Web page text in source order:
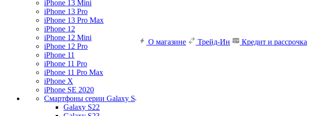
iPhone 13 Mini
iPhone 13 Pro
iPhone 13 Pro Max
iPhone 12
iPhone 12 Mini
iPhone 12 Pro
iPhone 11
iPhone 11 Pro
iPhone 11 Pro Max
iPhone X
iPhone SE 2020
Смартфоны серии Galaxy S
Galaxy S22
О магазине Трейд-Ин Кредит и рассрочка